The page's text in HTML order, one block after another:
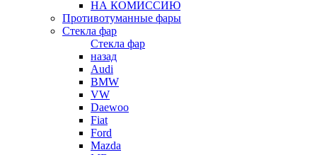
НА КОМИССИЮ
Противотуманные фары
Стекла фар
Стекла фар
назад
Audi
BMW
VW
Daewoo
Fiat
Ford
Mazda